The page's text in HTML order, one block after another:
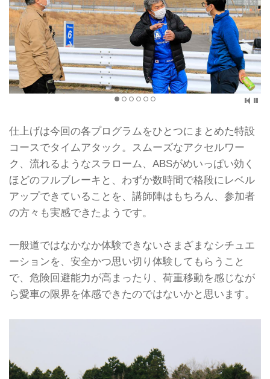
仕上げは今回の各プログラムをひとつにまとめた特設
コースでタイムアタック。スムーズなアクセルワー
ク、流れるようなスラローム、ABSがめいっぱい効く
ほどのフルブレーキと、わずか数時間で格段にレベル
アップできていることを、講師陣はもちろん、参加者
の方々も実感できたようです。
一般道ではなかなか体験できないさまざまなシチュエ
ーションを、安全かつ思い切り体験してもらうこと
で、危険回避能力が高まったり、荷重移動を感じなが
ら愛車の限界を体感できたのではないかと思います。